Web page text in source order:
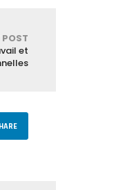
POST
et